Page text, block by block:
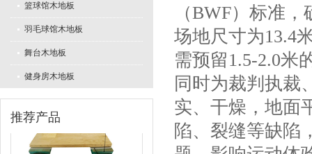
篮球馆木地板
羽毛球馆木地板
舞台木地板
健身房木地板
推荐产品
LVL型比赛结构
（BWF）标准
场地尺寸为13.4
需预留1.5-2.0米
同时为裁判执裁
实、干燥，地面
陷、裂缝等缺陷